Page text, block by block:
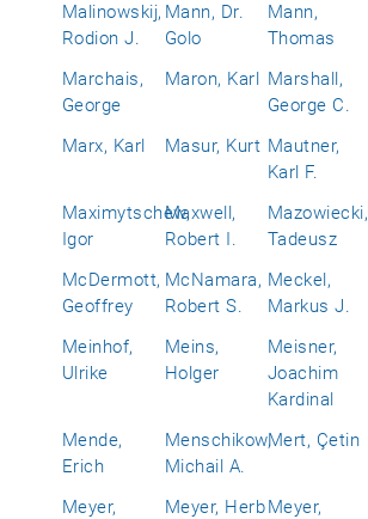
Malinowskij,
Rodion J.
Mann, Dr.
Golo
Mann,
Thomas
Marchais,
George
Maron, Karl Marshall,
George C.
Marx, Karl
Masur, Kurt Mautner,
Karl F.
Maximytschew,
Igor
Maxwell,
Robert I.
Mazowiecki,
Tadeusz
McDermott,
Geoffrey
McNamara,
Robert S.
Meckel,
Markus J.
Meinhof,
Ulrike
Meins,
Holger
Meisner,
Joachim
Kardinal
Mende,
Erich
Menschikow,
Michail A.
Mert, Çetin
Meyer,
Meyer, HerbMeyer,